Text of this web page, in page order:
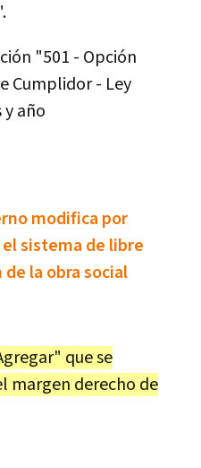
"501 - Opción
Cumplidor - Ley
y año
modifica por
sistema de libre
de la obra social
que se
margen derecho de